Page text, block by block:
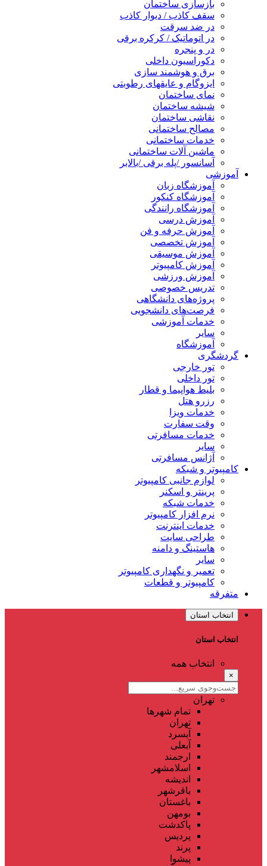
بازسازی ساختمان
سقف کاذب / دیوار کاذب
در ضد سرقت
در اتوماتیک / کرکره برقی
در و پنجره
دکوراسیون داخلی
برق و هوشمند سازی
ایزوگام و عایقهای رطوبتی
نمای ساختمان
شیشه ساختمان
نقاشی ساختمان
مصالح ساختمانی
خدمات ساختمانی
ماشین آلات ساختمانی
آسانسور /پله برقی /بالابر
آموزشی
آموزشگاه زبان
آموزشگاه کنکور
آموزشگاه رانندگی
آموزش درسی
آموزش حرفه و فن
آموزش تخصصی
آموزش موسیقی
آموزش کامپیوتر
آموزش ورزشی
تدریس خصوصی
پروژه‌های دانشگاهی
فرصت‌های دانشجویی
خدمات آموزشی
سایر
آموزشگاه
گردشگری
تور خارجی
تور داخلی
بلیط هواپیما و قطار
رزرو هتل
خدمات ویزا
وقت سفارت
خدمات مسافرتی
سایر
آژانس مسافرتی
کامپیوتر و شبکه
لوازم جانبی کامپیوتر
پرینتر و اسکنر
خدمات شبکه
نرم افزار کامپیوتر
خدمات اینترنت
طراحی سایت
هاستینگ و دامنه
سایر
تعمیر و نگهداری کامپیوتر
کامپیوتر و قطعات
متفرقه
انتخاب استان
انتخاب استان
انتخاب همه
×
تهران
تمام شهر‌ها
تهران
آبسرد
آبعلی
ارجمند
اسلامشهر
اندیشه
باقرشهر
باغستان
بومهن
پاکدشت
پردیس
پرند
پیشوا